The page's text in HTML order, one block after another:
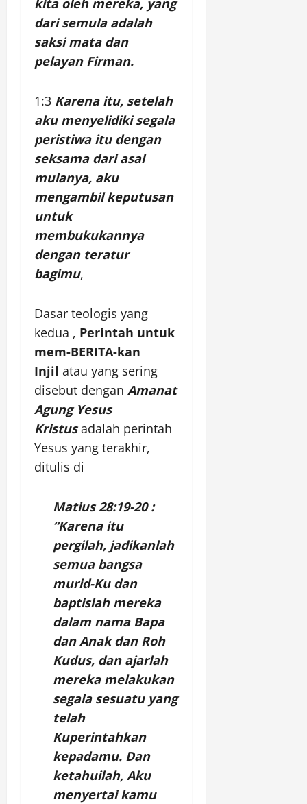
dari semula adalah
saksi mata dan
pelayan Firman.
1:3 Karena itu, setelah
aku menyelidiki segala
peristiwa itu dengan
seksama dari asal
mulanya, aku
mengambil keputusan
untuk
membukukannya
dengan teratur
bagimu,
Dasar teologis yang
kedua , Perintah untuk
mem-BERITA-kan
Injil atau yang sering
disebut dengan Amanat
Agung Yesus
Kristusadalah perintah
Yesus yang terakhir,
ditulis di
Matius 28:19-20 :
“Karena itu
pergilah, jadikanlah
semua bangsa
murid-Ku dan
baptislah mereka
dalam nama Bapa
dan Anak dan Roh
Kudus, dan ajarlah
mereka melakukan
segala sesuatu yang
telah
Kuperintahkan
kepadamu. Dan
ketahuilah, Aku
menyertai kamu